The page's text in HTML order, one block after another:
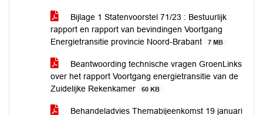
Bijlage 1 Statenvoorstel 71/23 : Bestuurlijk
rapport en rapport van bevindingen Voortgang
Energietransitie provincie Noord-Brabant
7 MB
Beantwoording technische vragen GroenLinks
over het rapport Voortgang energietransitie van de
Zuidelijke Rekenkamer
60 KB
Behandeladvies Themabijeenkomst 19 januari